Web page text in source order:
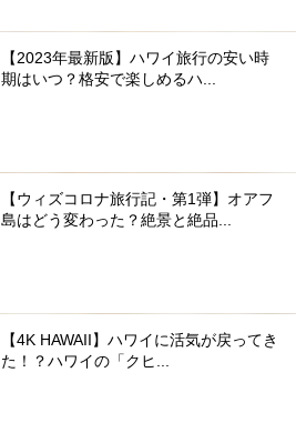
【2023年最新版】ハワイ旅行の安い時
期はいつ？格安で楽しめるハ...
【ウィズコロナ旅行記・第1弾】オアフ
島はどう変わった？絶景と絶品...
【4K HAWAII】ハワイに活気が戻ってき
た！？ハワイの「クヒ...